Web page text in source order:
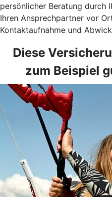
persönlicher Beratung durch
Ihren Ansprechpartner vor
Kontaktaufnahme und
Diese
zum Beispiel